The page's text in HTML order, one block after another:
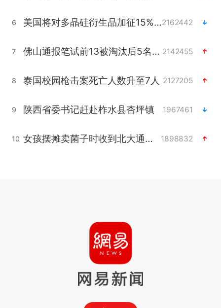
6 美国将对多晶硅衍生品加征15%关税2162442
7 佛山通报笔试前13被淘汰后5名进体检 2142455
8 泰国校园枪击案死亡人数升至7人 2127205
9 陕西省委书记赶赴柞水县杏坪镇 1967461
10 女孩摆摊卖菌子时收到北大通知书 1898832